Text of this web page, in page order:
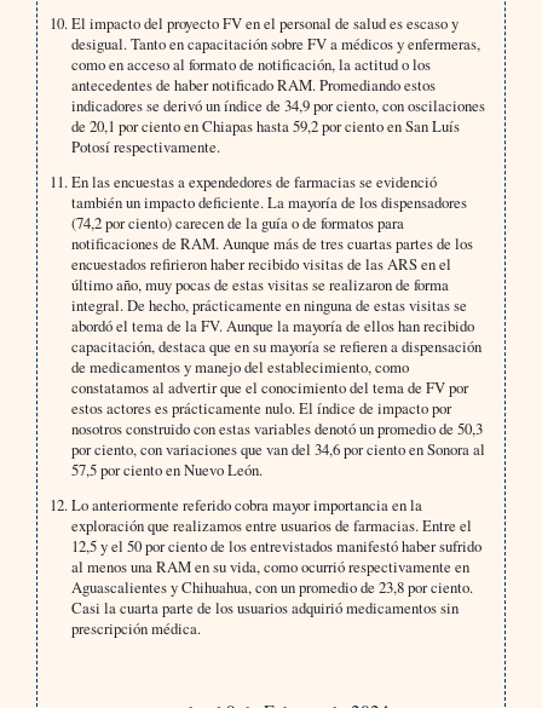
El impacto del proyecto FV en el personal de salud es escaso y
desigual. Tanto en capacitación sobre FV a médicos y enfermeras,
como en acceso al formato de notificación, la actitud o los
antecedentes de haber notificado RAM. Promediando estos
indicadores se derivó un índice de 34,9 por ciento, con oscilaciones
de 20,1 por ciento en Chiapas hasta 59,2 por ciento en San Luís
Potosí respectivamente.
En las encuestas a expendedores de farmacias se evidenció
también un impacto deficiente. La mayoría de los dispensadores
(74,2 por ciento) carecen de la guía o de formatos para
notificaciones de RAM. Aunque más de tres cuartas partes de los
encuestados refirieron haber recibido visitas de las ARS en el
último año, muy pocas de estas visitas se realizaron de forma
integral. De hecho, prácticamente en ninguna de estas visitas se
abordó el tema de la FV. Aunque la mayoría de ellos han recibido
capacitación, destaca que en su mayoría se refieren a dispensación
de medicamentos y manejo del establecimiento, como
constatamos al advertir que el conocimiento del tema de FV por
estos actores es prácticamente nulo. El índice de impacto por
nosotros construido con estas variables denotó un promedio de 50,3
por ciento, con variaciones que van del 34,6 por ciento en Sonora al
57,5 por ciento en Nuevo León.
Lo anteriormente referido cobra mayor importancia en la
exploración que realizamos entre usuarios de farmacias. Entre el
12,5 y el 50 por ciento de los entrevistados manifestó haber sufrido
al menos una RAM en su vida, como ocurrió respectivamente en
Aguascalientes y Chihuahua, con un promedio de 23,8 por ciento.
Casi la cuarta parte de los usuarios adquirió medicamentos sin
prescripción médica.